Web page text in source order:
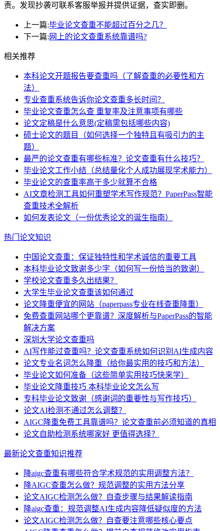
责。发现抄袭可联系客服举报并提供证据，查实即删。
上一篇:毕业论文查重不能超过百分之几？
下一篇: 网上的论文查重系统靠谱吗?
相关推荐
本科论文开题报告要查重吗（了解查重的必要性和方
法）
专业查重系统告诉你论文查重多长时间？
毕业论文查重怎么查 重复率及注意事项有哪些
论文定稿是什么意思(定稿需包括哪些内容)
硕士论文的题目（如何选择一个独特且有吸引力的主
题）
最严的论文查重有哪些标准？论文查重有什么技巧？
毕业论文工作小结（总结量化个人成功展现学术能力）
毕业论文的查重率高于多少就算不合格
AI文章检测工具如何重塑学术写作规范？PaperPass智能
查重技术全解析
如何发表论文（一份优秀论文的诞生指南）
热门论文知识
中国论文查重：保证独特性和学术诚信的重要工具
本科毕业论文致谢多少字（如何写一份恰当的致谢）
学校论文查重多久出结果？
大学生毕业论文查重该如何通过
论文降重便宜的网站（paperpass专业在线查重降重）
免费查重网站哪个更靠谱？深度解析与PaperPass的智能
解决方案
深圳大学论文查重吗
AI写作能过查重吗？论文查重系统如何识别AI生成内容
论文专业名词怎么降重（给你最实用的技巧和方法）
毕业论文如何准备（这些简单实用技巧快来学）
毕业论文降重技巧 本科毕业论文怎么写
专科毕业论文致谢（感谢词的重要性与写作技巧）
论文AI检测不通过怎么调整？
AIGC降重免费工具靠谱吗？论文查重前必须知道的真相
论文自助检测系统哪家好 更值得选择？
最新论文查重知识推荐
降aigc查重有哪些符合学术规范的实用调整方法？
降AIGC查重怎么做？规范调整的实用方法分享
论文AIGC检测怎么做？自查步骤与结果解读指南
降aigc查重：规范调整AI生成内容降低疑似度的方法
论文AIGC检测怎么做？自查要注意哪些核心要点